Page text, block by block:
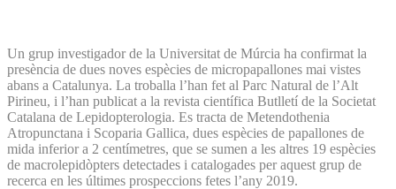
Un grup investigador de la Universitat de Múrcia ha confirmat la
presència de dues noves espècies de micropapallones mai vistes
abans a Catalunya. La troballa l’han fet al Parc Natural de l’Alt
Pirineu, i l’han publicat a la revista científica Butlletí de la Societat
Catalana de Lepidopterologia. Es tracta de Metendothenia
Atropunctana i Scoparia Gallica, dues espècies de papallones de
mida inferior a 2 centímetres, que se sumen a les altres 19 espècies
de macrolepidòpters detectades i catalogades per aquest grup de
recerca en les últimes prospeccions fetes l’any 2019.